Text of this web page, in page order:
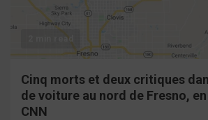
2 min read
Cinq morts et deux critiques
de voiture au nord de Fresno,
CNN